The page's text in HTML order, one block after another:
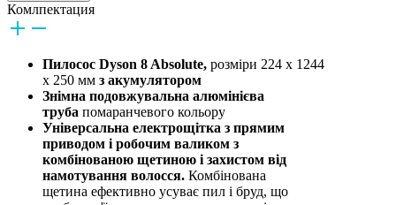
Комлпектация
Пилосос Dyson 8 Absolute, розміри 224 х 1244
х 250 мм з акумулятором
Знімна подовжувальна алюмінієва
труба помаранчевого кольору
Універсальна електрощітка з прямим
приводом і робочим валиком з
комбінованою щетиною і захистом від
намотування волосся. Комбінована
щетина ефективно усуває пил і бруд, що